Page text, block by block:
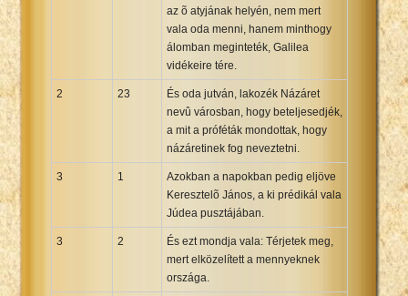
az õ atyjának helyén, nem mert
vala oda menni, hanem minthogy
álomban meginteték, Galilea
vidékeire tére.
2 23
És oda jutván, lakozék Názáret
nevû városban, hogy beteljesedjék,
a mit a próféták mondottak, hogy
názáretinek fog neveztetni.
3 1
Azokban a napokban pedig eljöve
Keresztelõ János, a ki prédikál vala
Júdea pusztájában.
3 2
És ezt mondja vala: Térjetek meg,
mert elközelített a mennyeknek
országa.